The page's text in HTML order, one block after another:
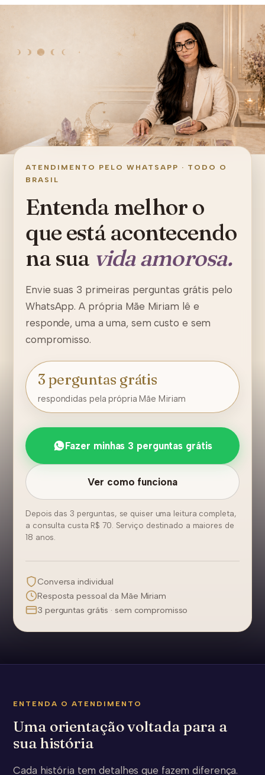
ATENDIMENTO PELO WHATSAPP · TODO O
BRASIL
Entenda melhor o
que está acontecendo
na sua vida amorosa.
Envie suas 3 primeiras perguntas grátis pelo
WhatsApp. A própria Mãe Miriam lê e
responde, uma a uma, sem custo e sem
compromisso.
3 perguntas grátis
respondidas pela própria Mãe Miriam
Fazer minhas 3 perguntas grátis
Ver como funciona
Depois das 3 perguntas, se quiser uma leitura completa,
a consulta custa R$ 70. Serviço destinado a maiores de
18 anos.
Conversa individual
Resposta pessoal da Mãe Miriam
3 perguntas grátis · sem compromisso
ENTENDA O ATENDIMENTO
Uma orientação voltada para a
sua história
Cada história tem detalhes que fazem diferença.